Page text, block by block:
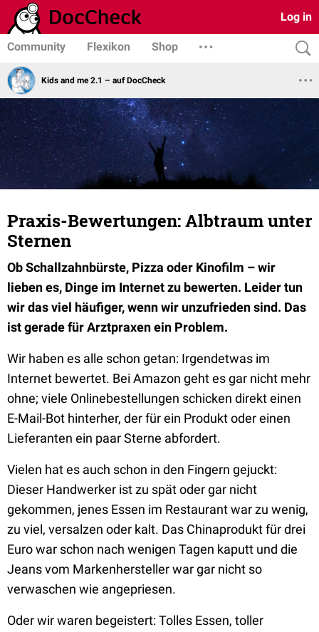
Log in
Community Flexikon Shop
Kids and me 2.1 – auf DocCheck
Praxis-Bewertungen: Albtraum unter
Sternen
Ob Schallzahnbürste, Pizza oder Kinofilm – wir
lieben es, Dinge im Internet zu bewerten. Leider tun
wir das viel häufiger, wenn wir unzufrieden sind. Das
ist gerade für Arztpraxen ein Problem.
Wir haben es alle schon getan: Irgendetwas im
Internet bewertet. Bei Amazon geht es gar nicht mehr
ohne; viele Onlinebestellungen schicken direkt einen
E-Mail-Bot hinterher, der für ein Produkt oder einen
Lieferanten ein paar Sterne abfordert.
Vielen hat es auch schon in den Fingern gejuckt:
Dieser Handwerker ist zu spät oder gar nicht
gekommen, jenes Essen im Restaurant war zu wenig,
zu viel, versalzen oder kalt. Das Chinaprodukt für drei
Euro war schon nach wenigen Tagen kaputt und die
Jeans vom Markenhersteller war gar nicht so
verwaschen wie angepriesen.
Oder wir waren begeistert: Tolles Essen, toller